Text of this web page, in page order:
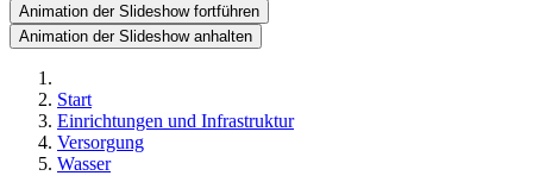
Animation der Slideshow fortführen
Animation der Slideshow anhalten
Start
Einrichtungen und Infrastruktur
Versorgung
Wasser